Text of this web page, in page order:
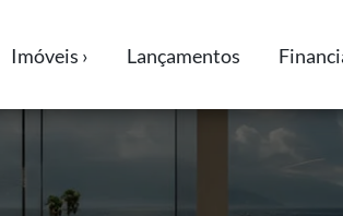
Imóveis › Lançamentos